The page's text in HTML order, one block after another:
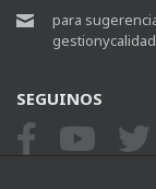
para
SEGUINOS